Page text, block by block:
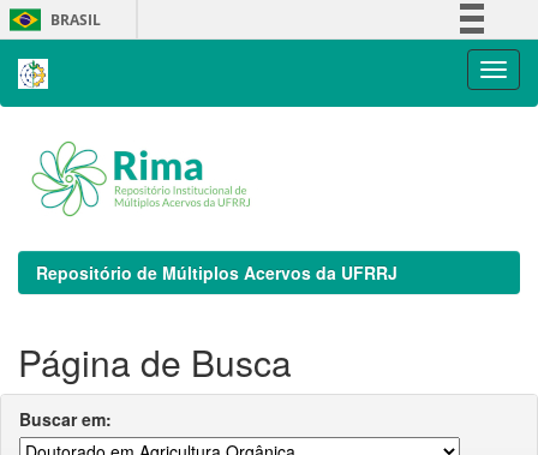
Skip
navigation
BRASIL
Repositório de Múltiplos Acervos da UFRRJ
Página de Busca
Buscar em: